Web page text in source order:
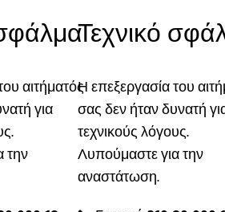
αιτήματός
για
την
Τεχνικό
Η επεξεργασία του
σας δεν ήταν δυνατή
τεχνικούς λόγους.
Λυπούμαστε για την
αναστάτωση.